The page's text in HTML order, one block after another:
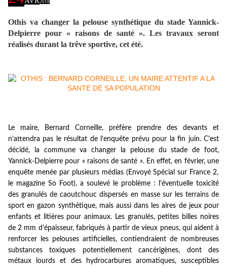
2018
Othis va changer la pelouse synthétique du stade Yannick-
Delpierre pour « raisons de santé ». Les travaux seront
réalisés durant la trêve sportive, cet été.
Le maire, Bernard Corneille, préfère prendre des devants et
n’attendra pas le résultat de l’enquête prévu pour la fin juin. C’est
décidé, la communeva changer la pelouse du stade de foot,
Yannick-Delpierre pour « raisons de santé ». En effet, en février, une
enquête menée par plusieurs médias (Envoyé Spécial sur France 2,
le magazine So Foot), a soulevé le problème : l’éventuelle toxicité
des granulés de caoutchouc dispersés en masse sur les terrains de
sport en gazon synthétique, mais aussi dans les aires de jeux pour
enfants et litières pour animaux. Les granulés, petites billes noires
de 2 mm d’épaisseur, fabriqués à partir de vieux pneus, qui aident à
renforcer les pelouses artificielles, contiendraient de nombreuses
substances toxiques potentiellement cancérigènes, dont des
métaux lourds et des hydrocarbures aromatiques, susceptibles